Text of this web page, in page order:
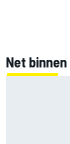
Net binnen